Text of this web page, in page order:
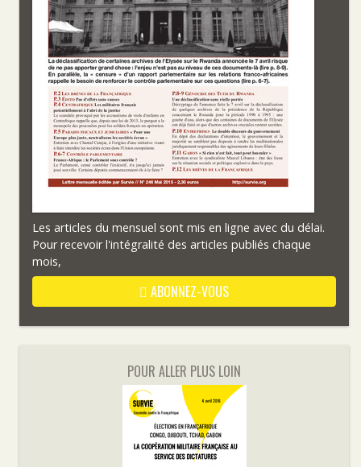
Les articles du mensuel sont mis en ligne avec du délai.
Pour recevoir l'intégralité des articles publiés chaque
mois,
ABONNEZ-VOUS
POUR ALLER PLUS LOIN